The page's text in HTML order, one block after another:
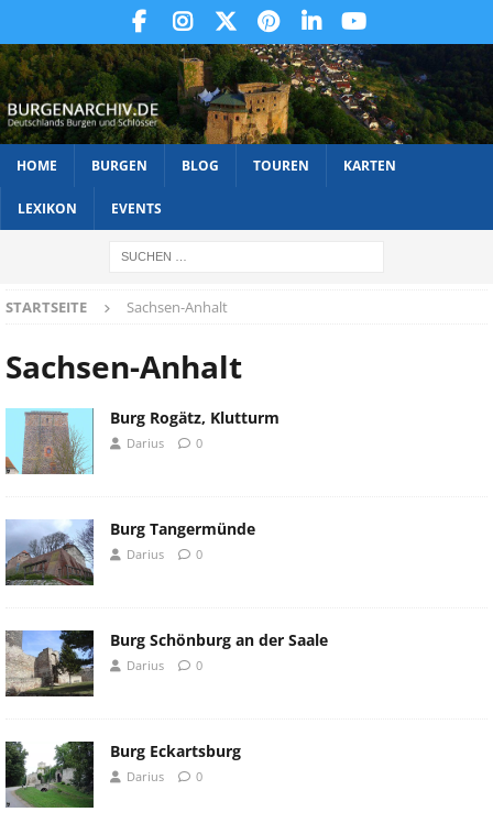
HOME BURGEN BLOG TOUREN KARTEN
LEXIKON EVENTS
STARTSEITE Sachsen-Anhalt
Sachsen-Anhalt
Burg Rogätz, Klutturm
Darius 0
Burg Tangermünde
Darius 0
Burg Schönburg an der Saale
Darius 0
Burg Eckartsburg
Darius 0